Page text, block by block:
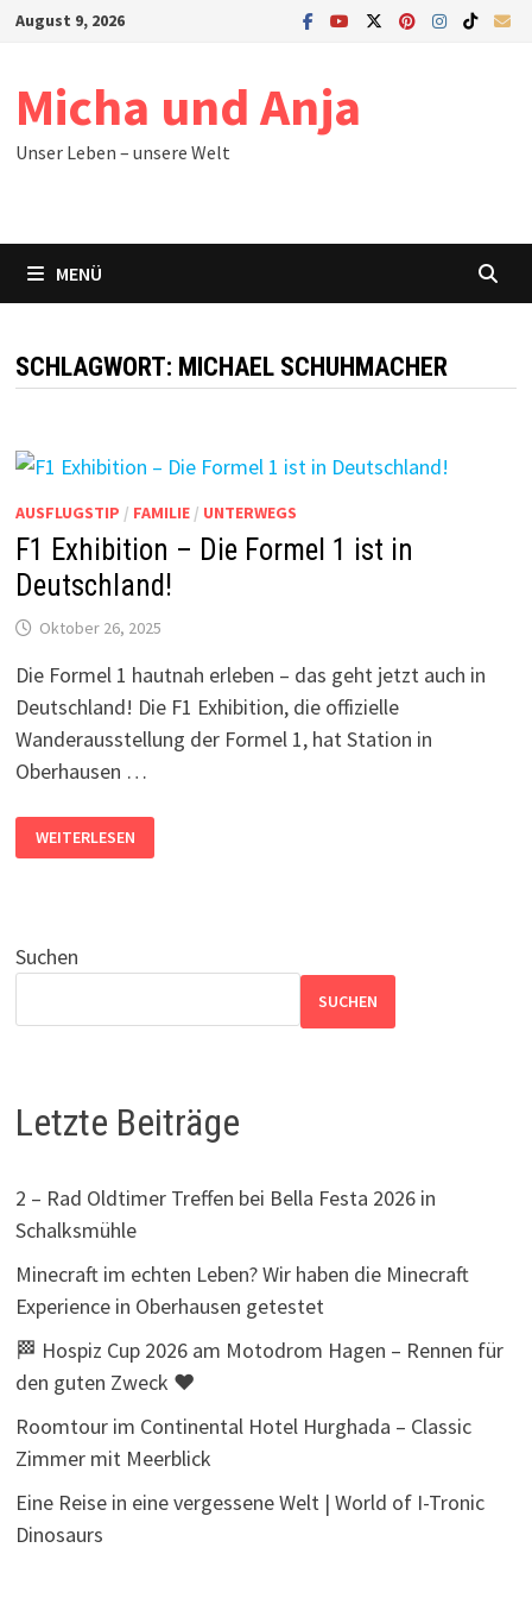
Zum
August 9, 2026
Micha und Anja
Unser Leben – unsere Welt
MENÜ
SCHLAGWORT: MICHAEL SCHUHMACHER
AUSFLUGSTIP / FAMILIE/ UNTERWEGS
F1 Exhibition – Die Formel 1 ist in
Deutschland!
Oktober 26, 2025
Die Formel 1 hautnah erleben – das geht jetzt auch in
Deutschland! Die F1 Exhibition, die offizielle
Wanderausstellung der Formel 1, hat Station in
Oberhausen …
EXHIBITION
–
DEUTSCHLAND!
WEITERLESEN
Suchen
SUCHEN
Letzte Beiträge
2 – Rad Oldtimer Treffen bei Bella Festa 2026 in
Schalksmühle
Minecraft im echten Leben? Wir haben die Minecraft
Experience in Oberhausen getestet
🏁 Hospiz Cup 2026 am Motodrom Hagen – Rennen für
den guten Zweck ❤️
Roomtour im Continental Hotel Hurghada – Classic
Zimmer mit Meerblick
Eine Reise in eine vergessene Welt | World of I-Tronic
Dinosaurs